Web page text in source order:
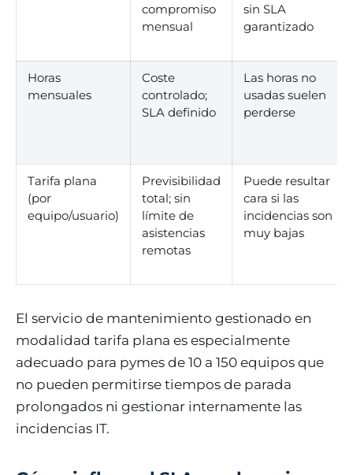
compromiso
mensual
sin SLA
garantizado
Horas
mensuales
Coste
controlado;
SLA definido
Las horas no
usadas suelen
perderse
Tarifa plana
(por
equipo/usuario)
Previsibilidad
total; sin
límite de
asistencias
remotas
Puede resultar
cara si las
incidencias son
muy bajas
El servicio de mantenimiento gestionado en
modalidad tarifa plana es especialmente
adecuado para pymes de 10 a 150 equipos que
no pueden permitirse tiempos de parada
prolongados ni gestionar internamente las
incidencias IT.